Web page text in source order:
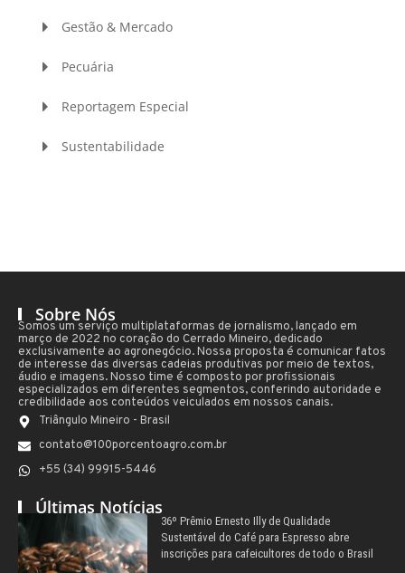
Gestão & Mercado
Pecuária
Reportagem Especial
Sustentabilidade
Sobre Nós
Somos um serviço multiplataformas de jornalismo, lançado em
março de 2022 no coração do Cerrado Mineiro, dedicado
exclusivamente ao agronegócio. Nossa proposta é comunicar fatos
de interesse das diversas cadeias produtivas por meio de textos,
áudio e imagens. Nosso time é composto por profissionais
especializados em diferentes segmentos, conferindo autoridade e
credibilidade aos conteúdos veiculados em nossos canais.
Triângulo Mineiro - Brasil
contato@100porcentoagro.com.br
+55 (34) 99915-5446
Últimas Notícias
36º Prêmio Ernesto Illy de Qualidade
Sustentável do Café para Espresso abre
inscrições para cafeicultores de todo o Brasil